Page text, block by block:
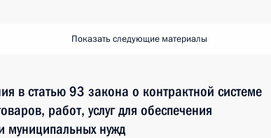
Показать следующие материалы
в статью 93 закона о контрактной системе
работ, услуг для обеспечения
муниципальных нужд